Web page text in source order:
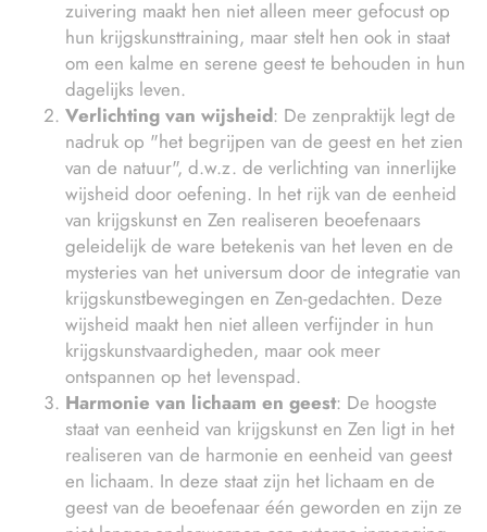
zuivering maakt hen niet alleen meer gefocust op
hun krijgskunsttraining, maar stelt hen ook in staat
om een kalme en serene geest te behouden in hun
dagelijks leven.
Verlichting van wijsheid: De zenpraktijk legt de
nadruk op "het begrijpen van de geest en het zien
van de natuur", d.w.z. de verlichting van innerlijke
wijsheid door oefening. In het rijk van de eenheid
van krijgskunst en Zen realiseren beoefenaars
geleidelijk de ware betekenis van het leven en de
mysteries van het universum door de integratie van
krijgskunstbewegingen en Zen-gedachten. Deze
wijsheid maakt hen niet alleen verfijnder in hun
krijgskunstvaardigheden, maar ook meer
ontspannen op het levenspad.
Harmonie van lichaam en geest: De hoogste
staat van eenheid van krijgskunst en Zen ligt in het
realiseren van de harmonie en eenheid van geest
en lichaam. In deze staat zijn het lichaam en de
geest van de beoefenaar één geworden en zijn ze